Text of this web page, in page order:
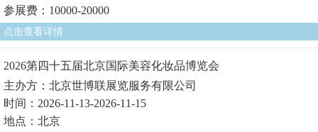
参展费：10000-20000
点击查看详情
2026第四十五届北京国际美容化妆品博览会
主办方：北京世博联展览服务有限公司
时间：2026-11-13-2026-11-15
地点：北京